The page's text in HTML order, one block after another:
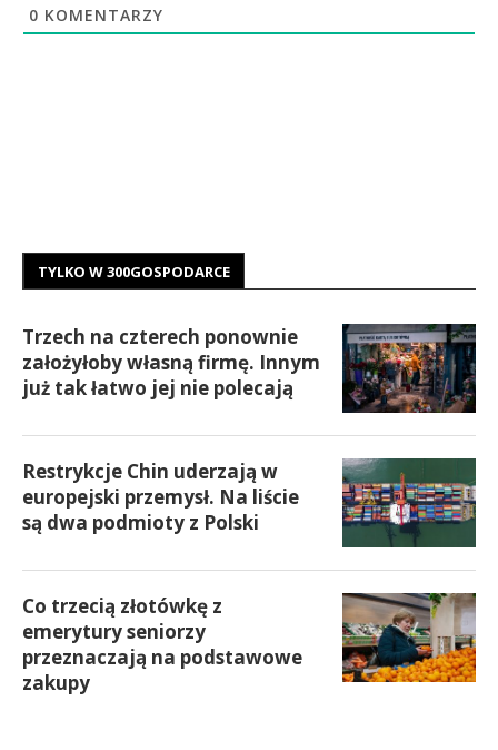
0 KOMENTARZY
TYLKO W 300GOSPODARCE
Trzech na czterech ponownie
założyłoby własną firmę. Innym
już tak łatwo jej nie polecają
Restrykcje Chin uderzają w
europejski przemysł. Na liście
są dwa podmioty z Polski
Co trzecią złotówkę z
emerytury seniorzy
przeznaczają na podstawowe
zakupy